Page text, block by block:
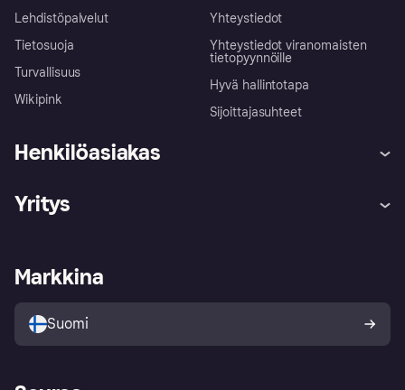
Lehdistöpalvelut
Tietosuoja
Turvallisuus
Wikipink
Yhteystiedot
Yhteystiedot viranomaisten
tietopyynnöille
Hyvä hallintotapa
Sijoittajasuhteet
Henkilöasiakas
Kirjaudu sisään
Tutustu kauppoihin
Ostajan turva
Yritys
Kirjaudu sisään yrityksenä
Markkina
Suomi